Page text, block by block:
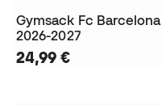
Gymsack Fc Barcelona
2026-2027
24,99 €